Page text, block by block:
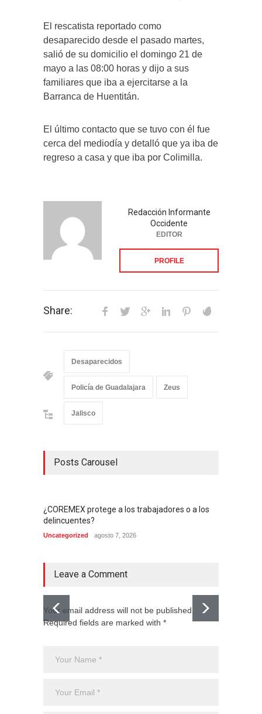
El rescatista reportado como
desaparecido desde el pasado martes,
salió de su domicilio el domingo 21 de
mayo a las 08:00 horas y dijo a sus
familiares que iba a ejercitarse a la
Barranca de Huentitán.
El último contacto que se tuvo con él fue
cerca del mediodía y detalló que ya iba de
regreso a casa y que iba por Colimilla.
Redacción Informante
Occidente
EDITOR
PROFILE
Share:
Desaparecidos
Policía de Guadalajara Zeus
Jalisco
Posts Carousel
¿COREMEX protege a los trabajadores o a los
delincuentes?
Uncategorized agosto 7, 2026
Leave a Comment
Your email address will not be published.
Required fields are marked with *